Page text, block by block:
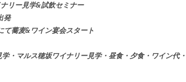
リー見学&試飲セミナー
発
て蕎麦&ワイン宴会スタート
学・マルス穂坂ワイナリー見学・昼食・夕食・ワイン代